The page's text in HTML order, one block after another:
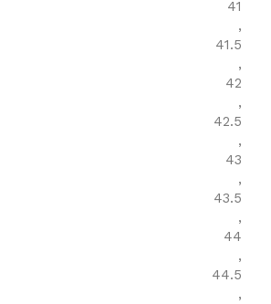
41
,
41.5
,
42
,
42.5
,
43
,
43.5
,
44
,
44.5
,